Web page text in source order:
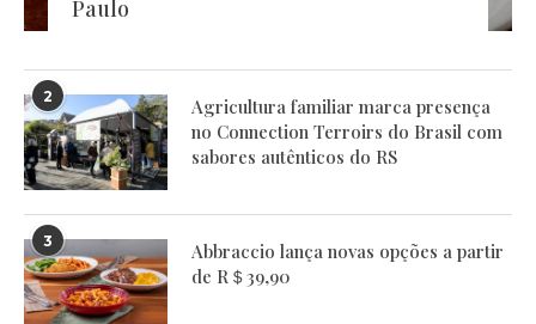
Paulo
2
Agricultura familiar marca presença
no Connection Terroirs do Brasil com
sabores autênticos do RS
3
Abbraccio lança novas opções a partir
de R＄39,90